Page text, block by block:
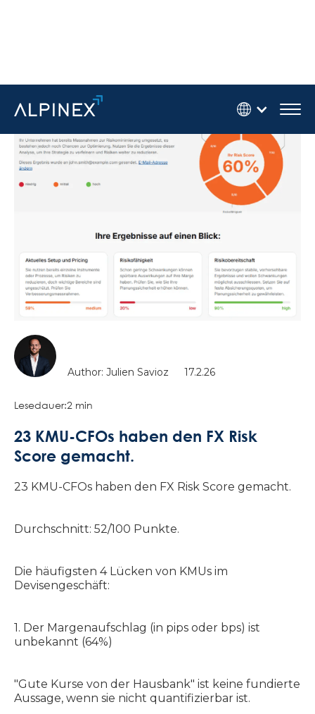
Author: Julien Savioz 17.2.26
Lesedauer:2 min
23 KMU-CFOs haben den FX Risk
Score gemacht.
23 KMU-CFOs haben den FX Risk Score gemacht.
Durchschnitt: 52/100 Punkte.
Die häufigsten 4 Lücken von KMUs im
Devisengeschäft:
1. Der Margenaufschlag (in pips oder bps) ist
unbekannt (64%)
"Gute Kurse von der Hausbank" ist keine fundierte
Aussage, wenn sie nicht quantifizierbar ist.